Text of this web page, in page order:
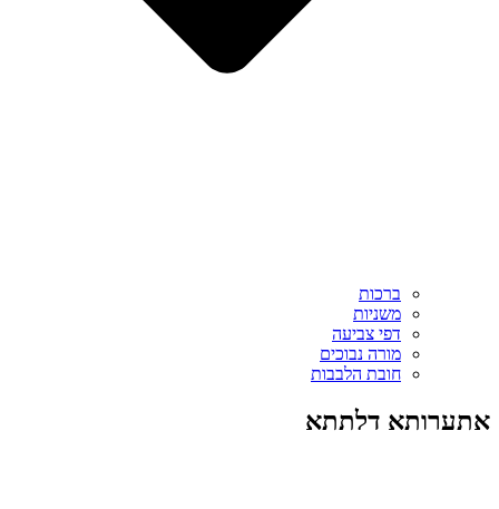
ברכות
משניות
דפי צביעה
מורה נבוכים
חובת הלבבות
אתערותא דלתתא